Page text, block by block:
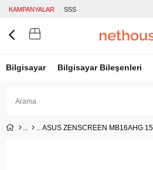
KAMPANYALAR SSS
Bilgisayar Bilgisayar Bileşenleri